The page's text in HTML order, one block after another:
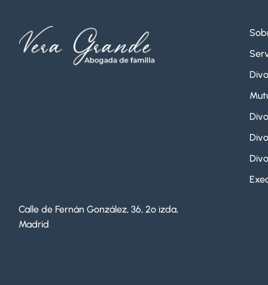
Calle de Fernán González, 36, 2º izda,
Madrid